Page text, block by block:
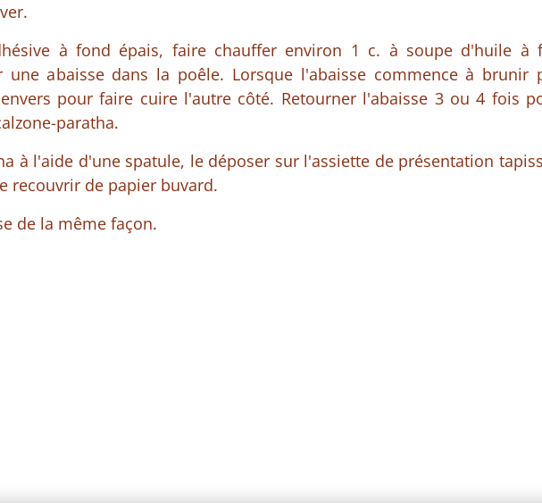
à fond épais, faire chauffer environ 1 c. à soupe d'huile à
une abaisse dans la poêle. Lorsque l'abaisse commence à brunir
pour faire cuire l'autre côté. Retourner l'abaisse 3 ou 4 fois
paratha.
à l'aide d'une spatule, le déposer sur l'assiette de présentation
recouvrir de papier buvard.
de la même façon.